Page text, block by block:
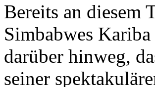
Bereits an diesem
Simbabwes Kariba
darüber hinweg,
seiner